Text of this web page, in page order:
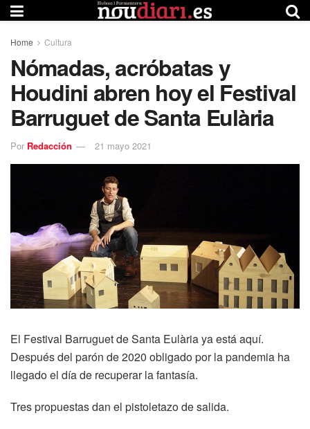
Home Cultura
Nómadas, acróbatas y
Houdini abren hoy el Festival
Barruguet de Santa Eulària
Por Redacción 21 mayo 2021
El Festival Barruguet de Santa Eulària ya está aquí.
Después del parón de 2020 obligado por la pandemia ha
llegado el día de recuperar la fantasía.
Tres propuestas dan el pistoletazo de salida.